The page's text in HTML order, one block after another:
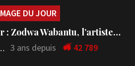
DU JOUR
: Zodwa Wabantu, l’artiste…
3 ans depuis 42 789